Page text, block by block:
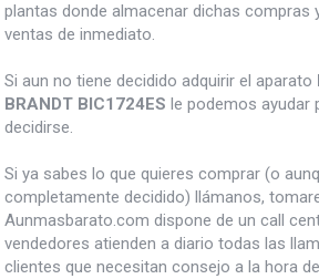
plantas donde almacenar dichas compras
ventas de inmediato.
Si aun no tiene decidido adquirir el aparato
BRANDT BIC1724ES le podemos ayudar
decidirse.
Si ya sabes lo que quieres comprar (o
completamente decidido) llámanos,
Aunmasbarato.com dispone de un call
vendedores atienden a diario todas las
clientes que necesitan consejo a la hora